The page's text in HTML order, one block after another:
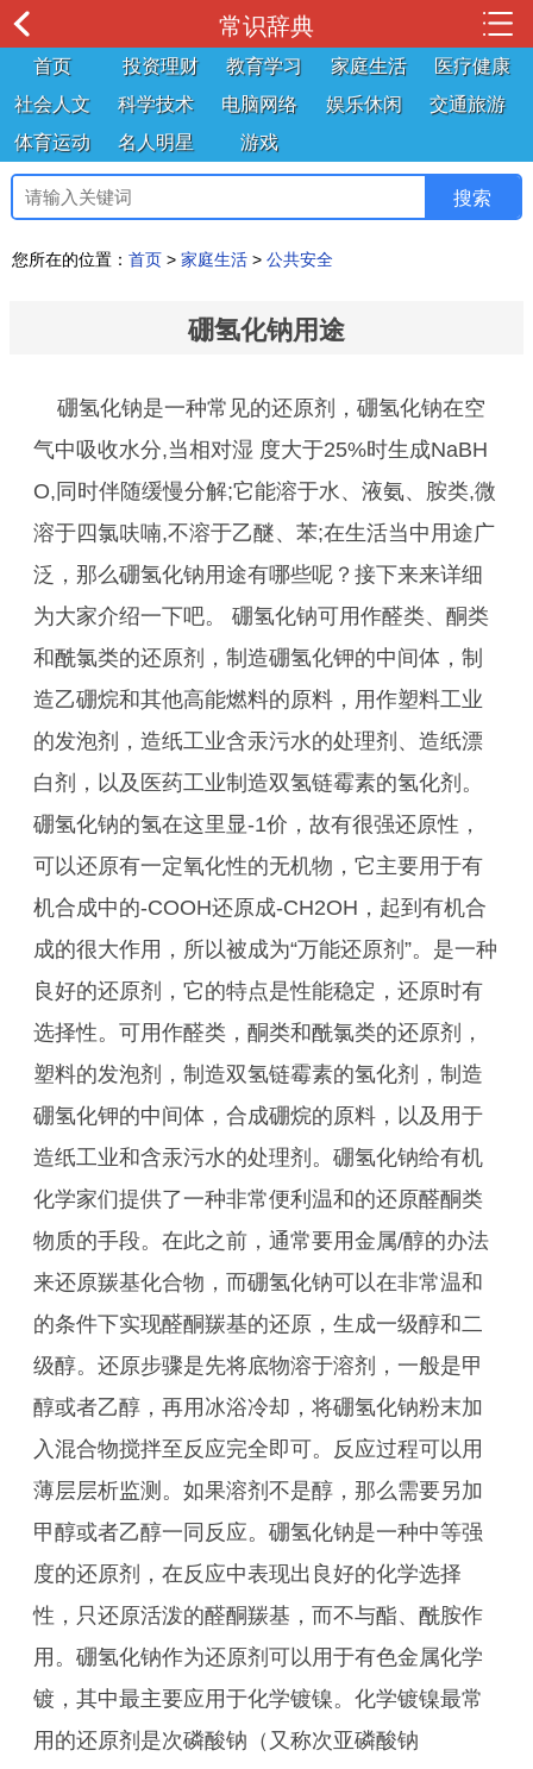
常识辞典
首页 投资理财 教育学习 家庭生活
医疗健康
社会人文
科学技术 电脑网络 娱乐休闲
交通旅游
体育运动
名人明星 游戏
您所在的位置： 首页 > 家庭生活 > 公共安全
硼氢化钠用途
硼氢化钠是一种常见的还原剂，硼氢化钠在空
气中吸收水分,当相对湿 度大于25%时生成NaBH
O,同时伴随缓慢分解;它能溶于水、液氨、胺类,微
溶于四氯呋喃,不溶于乙醚、苯;在生活当中用途广
泛，那么硼氢化钠用途有哪些呢？接下来来详细
为大家介绍一下吧。 硼氢化钠可用作醛类、酮类
和酰氯类的还原剂，制造硼氢化钾的中间体，制
造乙硼烷和其他高能燃料的原料，用作塑料工业
的发泡剂，造纸工业含汞污水的处理剂、造纸漂
白剂，以及医药工业制造双氢链霉素的氢化剂。
硼氢化钠的氢在这里显-1价，故有很强还原性，
可以还原有一定氧化性的无机物，它主要用于有
机合成中的-COOH还原成-CH2OH，起到有机合
成的很大作用，所以被成为“万能还原剂”。是一种
良好的还原剂，它的特点是性能稳定，还原时有
选择性。可用作醛类，酮类和酰氯类的还原剂，
塑料的发泡剂，制造双氢链霉素的氢化剂，制造
硼氢化钾的中间体，合成硼烷的原料，以及用于
造纸工业和含汞污水的处理剂。硼氢化钠给有机
化学家们提供了一种非常便利温和的还原醛酮类
物质的手段。在此之前，通常要用金属/醇的办法
来还原羰基化合物，而硼氢化钠可以在非常温和
的条件下实现醛酮羰基的还原，生成一级醇和二
级醇。还原步骤是先将底物溶于溶剂，一般是甲
醇或者乙醇，再用冰浴冷却，将硼氢化钠粉末加
入混合物搅拌至反应完全即可。反应过程可以用
薄层层析监测。如果溶剂不是醇，那么需要另加
甲醇或者乙醇一同反应。硼氢化钠是一种中等强
度的还原剂，在反应中表现出良好的化学选择
性，只还原活泼的醛酮羰基，而不与酯、酰胺作
用。硼氢化钠作为还原剂可以用于有色金属化学
镀，其中最主要应用于化学镀镍。化学镀镍最常
用的还原剂是次磷酸钠（又称次亚磷酸钠